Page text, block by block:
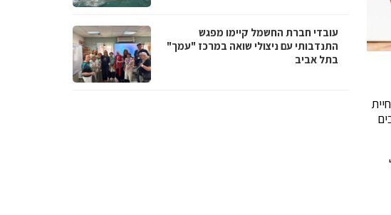
עובדי חברת החשמל קיימו מפגש
התנדבותי עם ניצולי שואה במרכז "עמך"
בתל אביב